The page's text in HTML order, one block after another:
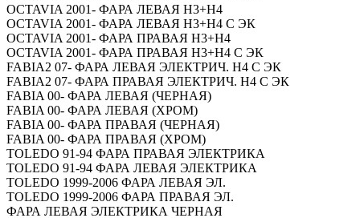
OCTAVIA 2001- ФАРА ЛЕВАЯ H3+H4
OCTAVIA 2001- ФАРА ЛЕВАЯ H3+H4 С ЭК
OCTAVIA 2001- ФАРА ПРАВАЯ H3+H4
OCTAVIA 2001- ФАРА ПРАВАЯ H3+H4 С ЭК
FABIA2 07- ФАРА ЛЕВАЯ ЭЛЕКТРИЧ. H4 С ЭК
FABIA2 07- ФАРА ПРАВАЯ ЭЛЕКТРИЧ. H4 С ЭК
FABIA 00- ФАРА ЛЕВАЯ (ЧЕРНАЯ)
FABIA 00- ФАРА ЛЕВАЯ (ХРОМ)
FABIA 00- ФАРА ПРАВАЯ (ЧЕРНАЯ)
FABIA 00- ФАРА ПРАВАЯ (ХРОМ)
TOLEDO 91-94 ФАРА ПРАВАЯ ЭЛЕКТРИКА
TOLEDO 91-94 ФАРА ЛЕВАЯ ЭЛЕКТРИКА
TOLEDO 1999-2006 ФАРА ЛЕВАЯ ЭЛ.
TOLEDO 1999-2006 ФАРА ПРАВАЯ ЭЛ.
ФАРА ЛЕВАЯ ЭЛЕКТРИКА ЧЕРНАЯ